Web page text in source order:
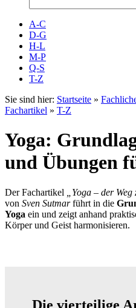
A-C
D-G
H-L
M-P
Q-S
T-Z
Sie sind hier: Startseite »
Fachartikel » T-Z
Yoga:
und Übungen
Der Fachartikel
„Yoga – der
von Sven Sutmarführt in die
Yoga ein und zeigt anhand
Körper und Geist harmonisieren.
Die vierteilige